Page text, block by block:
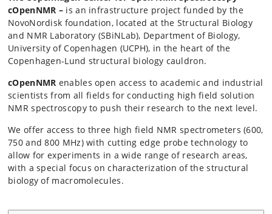
cOpenNMR – is an infrastructure project funded by the
NovoNordisk foundation, located at the Structural Biology
and NMR Laboratory (SBiNLab), Department of Biology,
University of Copenhagen (UCPH), in the heart of the
Copenhagen-Lund structural biology cauldron.
cOpenNMR enables open access to academic and industrial
scientists from all fields for conducting high field solution
NMR spectroscopy to push their research to the next level.
We offer access to three high field NMR spectrometers (600,
750 and 800 MHz) with cutting edge probe technology to
allow for experiments in a wide range of research areas,
with a special focus on characterization of the structural
biology of macromolecules.